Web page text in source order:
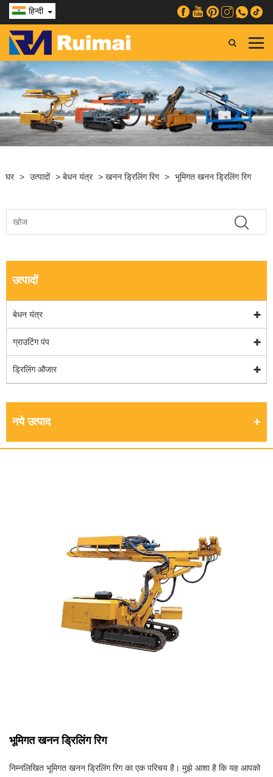
हिन्दी
घर > उत्पादों > बेधन यंत्र > खनन ड्रिलिंग रिग > भूमिगत खनन ड्रिलिंग रिग
उत्पादों
बेधन यंत्र
ग्राउटिंग पंप
ड्रिलिंग औजार
नये उत्पाद
भूमिगत खनन ड्रिलिंग रिग
निम्नलिखित भूमिगत खनन ड्रिलिंग रिग का एक परिचय है। मुझे आशा है कि यह आपको